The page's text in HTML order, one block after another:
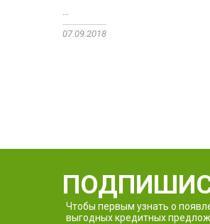
07.09.2018
Чтобы первым узнать о
выгодных кредитных